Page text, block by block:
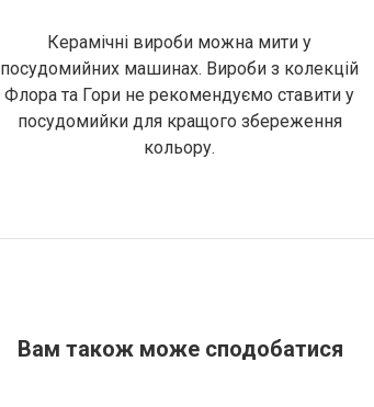
Керамічні вироби можна мити у
посудомийних машинах. Вироби з колекцій
Флора та Гори не рекомендуємо ставити у
посудомийки для кращого збереження
кольору.
Вам також може сподобатися​